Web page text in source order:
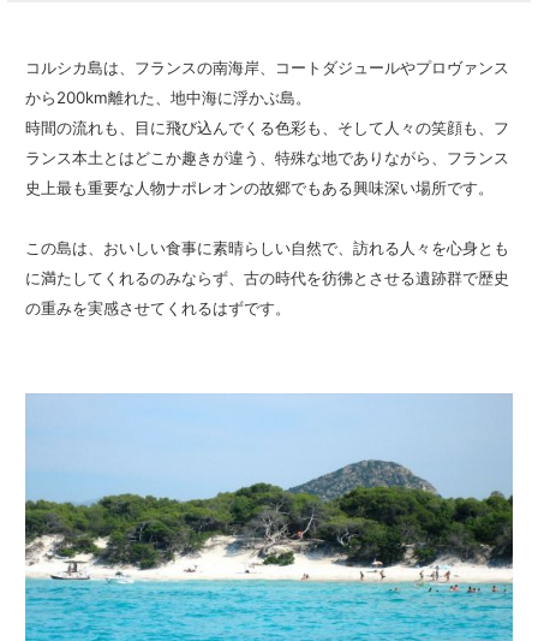
コルシカ島は、フランスの南海岸、コートダジュールやプロヴァンス
から200km離れた、地中海に浮かぶ島。
時間の流れも、目に飛び込んでくる色彩も、そして人々の笑顔も、フ
ランス本土とはどこか趣きが違う、特殊な地でありながら、フランス
史上最も重要な人物ナポレオンの故郷でもある興味深い場所です。
この島は、おいしい食事に素晴らしい自然で、訪れる人々を心身とも
に満たしてくれるのみならず、古の時代を彷彿とさせる遺跡群で歴史
の重みを実感させてくれるはずです。